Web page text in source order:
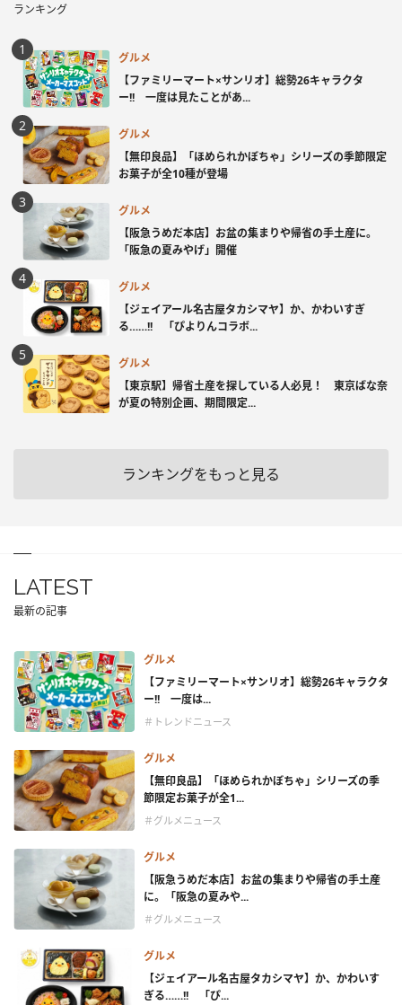
ランキング
グルメ
【ファミリーマート×サンリオ】総勢26キャラクタ
ー!! 一度は見たことがあ...
グルメ
【無印良品】「ほめられかぼちゃ」シリーズの季節限定
お菓子が全10種が登場
グルメ
【阪急うめだ本店】お盆の集まりや帰省の手土産に。
「阪急の夏みやげ」開催
グルメ
【ジェイアール名古屋タカシマヤ】か、かわいすぎ
る……!! 「ぴよりんコラボ...
グルメ
【東京駅】帰省土産を探している人必見！ 東京ばな奈
が夏の特別企画、期間限定...
ランキングをもっと見る
LATEST
最新の記事
グルメ
【ファミリーマート×サンリオ】総勢26キャラクタ
ー!! 一度は...
＃トレンドニュース
グルメ
【無印良品】「ほめられかぼちゃ」シリーズの季
節限定お菓子が全1...
＃グルメニュース
グルメ
【阪急うめだ本店】お盆の集まりや帰省の手土産
に。「阪急の夏みや...
＃グルメニュース
グルメ
【ジェイアール名古屋タカシマヤ】か、かわいす
ぎる……!! 「ぴ...